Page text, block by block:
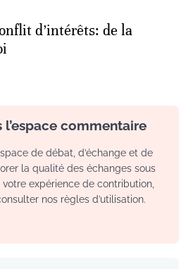
d’intérêts: de la
l’espace commentaire
de débat, d’échange et de
la qualité des échanges sous
expérience de contribution,
nos règles d’utilisation.